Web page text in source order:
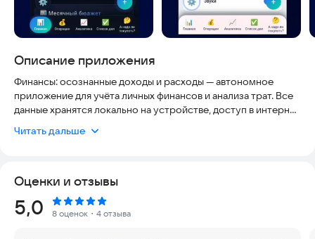
Описание приложения
Финансы: осознанные доходы и расходы — автономное
приложение для учёта личных финансов и анализа трат. Все
данные хранятся локально на устройстве, доступ в интернет
• Установка лимитов на месяц и на отдельные категории
• Накопления с возможностью перевода в бюджет
• Аналитика с графиками за выбранный период
• Сравнение доходов и расходов с предыдущим периодом
Читать дальше
Оценки и отзывы
Рейтинг:
5,0 8 оценок ・4 отзыва